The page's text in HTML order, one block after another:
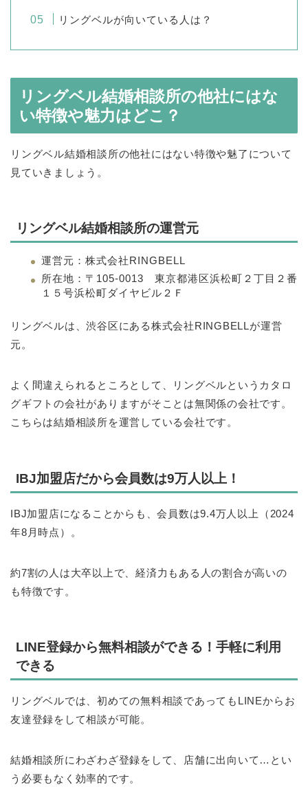
リングベルが向いている人は？
リングベル結婚相談所の他社にはな
い特徴や魅力はどこ？
リングベル結婚相談所の他社にはない特徴や魅了について
見ていきましょう。
リングベル結婚相談所の運営元
運営元：株式会社RINGBELL
所在地：〒105-0013 東京都港区浜松町２丁目２番
１５号浜松町ダイヤビル２Ｆ
リングベルは、渋谷区にある株式会社RINGBELLが運営
元。
よく間違えられるところとして、リングベルというカタロ
グギフトの会社がありますがそことは無関係の会社です。
こちらは結婚相談所を運営している会社です。
IBJ加盟店だから会員数は9万人以上！
IBJ加盟店になることからも、会員数は9.4万人以上（2024
年8月時点）。
約7割の人は大卒以上で、経済力もある人の割合が高いの
も特徴です。
LINE登録から無料相談ができる！手軽に利用
できる
リングベルでは、初めての無料相談であってもLINEからお
友達登録をして相談が可能。
結婚相談所にわざわざ登録をして、店舗に出向いて…とい
う必要もなく効率的です。